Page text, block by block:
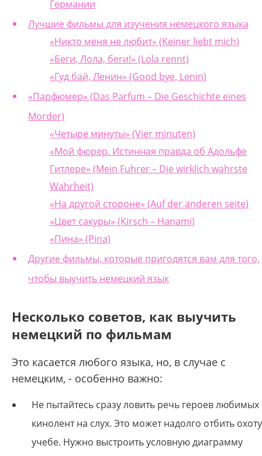
Германии
Лучшие фильмы для изучения немецкого языка
«Никто меня не любит» (Keiner liebt mich)
«Беги, Лола, беги!» (Lola rennt)
«Гуд бай, Ленин» (Good bye, Lenin)
«Парфюмер» (Das Parfum – Die Geschichte eines
Morder)
«Четыре минуты» (Vier minuten)
«Мой фюрер. Истинная правда об Адольфе
Гитлере» (Mein Fuhrer – Die wirklich wahrste
Wahrheit)
«На другой стороне» (Auf der anderen seite)
«Цвет сакуры» (Kirsch – Hanami)
«Пина» (Pina)
Другие фильмы, которые пригодятся вам для того,
чтобы выучить немецкий язык
Несколько советов, как выучить
немецкий по фильмам
Это касается любого языка, но, в случае с
немецким, - особенно важно:
Не пытайтесь сразу ловить речь героев любимых
кинолент на слух. Это может надолго отбить
учебе. Нужно выстроить условную диаграмму